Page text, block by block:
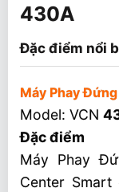
430A
Đặc điểm nổi
Máy Phay
Model: VCN
Đặc điểm
Máy Phay
Center